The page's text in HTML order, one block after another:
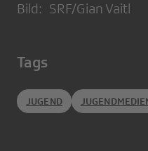
Bild: SRF/Gian Vaitl
Tags
JUGEND